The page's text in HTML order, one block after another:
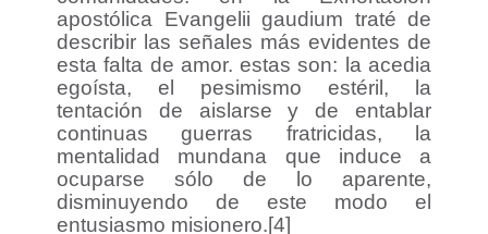
apostólica Evangelii gaudium traté de
describir las señales más evidentes de
esta falta de amor. estas son: la acedia
egoísta, el pesimismo estéril, la
tentación de aislarse y de entablar
continuas guerras fratricidas, la
mentalidad mundana que induce a
ocuparse sólo de lo aparente,
disminuyendo de este modo el
entusiasmo misionero.[4]